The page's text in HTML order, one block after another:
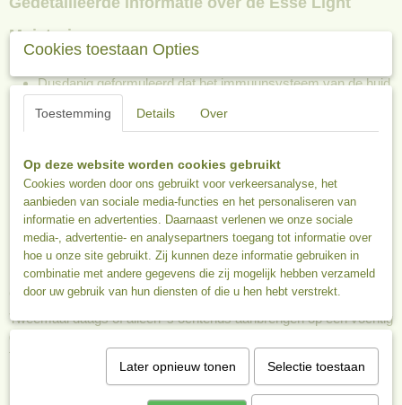
Moisturiser
Voor een gezonde glanzende huid
Dusdanig geformuleerd dat het immuunsysteem van de huid
Voedt en hydrateert zonder een vettig gevoel
Maakt de huid glad en mat en verbetert de textuur
Is licht en wordt gemakkelijk opgenomen door de huid
Ideaal voor vochtige klimaten
Inhoud 50 ml
Gebruik
Tweemaal daags of alleen ’s ochtends aanbrengen op een vochtig
gelaat. Het beste resultaat wordt verkregen na gebruik van een
toner. Voor iets meer voeding combineer je de Light Moisturiser
met de Esse Repair Oil. Het gebruik van de Esse Omega Light
Moisturiser voor de nacht zal de huid ook meer voeden en
Cookies toestaan Opties
Toestemming Details Over
Op deze website worden cookies gebruikt
Cookies worden door ons gebruikt voor verkeersanalyse, het
aanbieden van sociale media-functies en het personaliseren van
informatie en advertenties. Daarnaast verlenen we onze sociale
media-, advertentie- en analysepartners toegang tot informatie over
hoe u onze site gebruikt. Zij kunnen deze informatie gebruiken in
combinatie met andere gegevens die zij mogelijk hebben verzameld
door uw gebruik van hun diensten of die u hen hebt verstrekt.
Later opnieuw tonen Selectie toestaan